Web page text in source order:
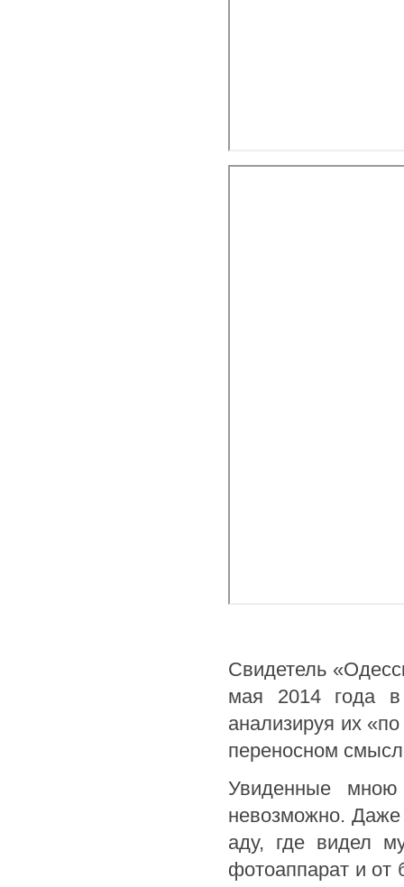
Свидетель
мая 2014 года
анализируя их
переносном
Увиденные
невозможно. Даже
аду, где видел
фотоаппарат и от